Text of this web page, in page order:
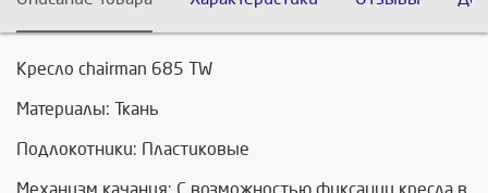
Кресло chairman 685 TW
Материалы: Ткань
Подлокотники: Пластиковые